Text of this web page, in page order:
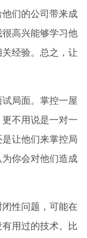
们的公司带来成
高兴能够学习他
经验。总之，让
局面。掌控一屋
不用说是一对一
让他们来掌控局
你会对他们造成
性问题，可能在
用过的技术。比